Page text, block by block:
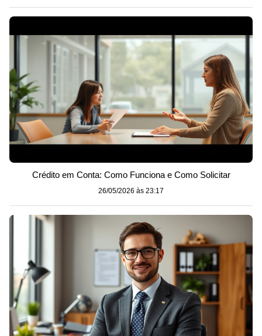
Crédito em Conta: Como Funciona e Como Solicitar
26/05/2026 às 23:17